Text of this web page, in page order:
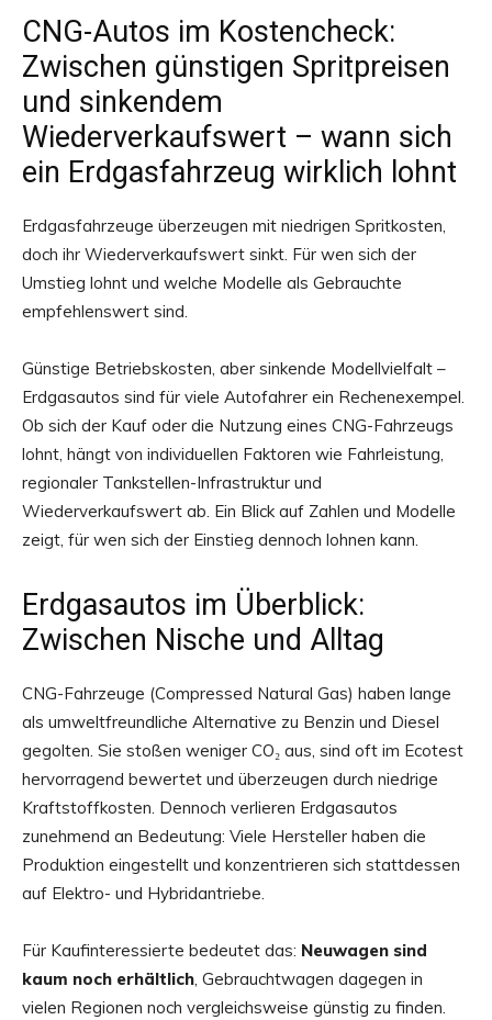
CNG-Autos im Kostencheck:
Zwischen günstigen Spritpreisen
und sinkendem
Wiederverkaufswert – wann sich
ein Erdgasfahrzeug wirklich lohnt
Erdgasfahrzeuge überzeugen mit niedrigen Spritkosten,
doch ihr Wiederverkaufswert sinkt. Für wen sich der
Umstieg lohnt und welche Modelle als Gebrauchte
empfehlenswert sind.
Günstige Betriebskosten, aber sinkende Modellvielfalt –
Erdgasautos sind für viele Autofahrer ein Rechenexempel.
Ob sich der Kauf oder die Nutzung eines CNG-Fahrzeugs
lohnt, hängt von individuellen Faktoren wie Fahrleistung,
regionaler Tankstellen-Infrastruktur und
Wiederverkaufswert ab. Ein Blick auf Zahlen und Modelle
zeigt, für wen sich der Einstieg dennoch lohnen kann.
Erdgasautos im Überblick:
Zwischen Nische und Alltag
CNG-Fahrzeuge (Compressed Natural Gas) haben lange
als umweltfreundliche Alternative zu Benzin und Diesel
gegolten. Sie stoßen weniger CO₂ aus, sind oft im Ecotest
hervorragend bewertet und überzeugen durch niedrige
Kraftstoffkosten. Dennoch verlieren Erdgasautos
zunehmend an Bedeutung: Viele Hersteller haben die
Produktion eingestellt und konzentrieren sich stattdessen
auf Elektro- und Hybridantriebe.
Für Kaufinteressierte bedeutet das: Neuwagen sind
kaum noch erhältlich, Gebrauchtwagen dagegen in
vielen Regionen noch vergleichsweise günstig zu finden.